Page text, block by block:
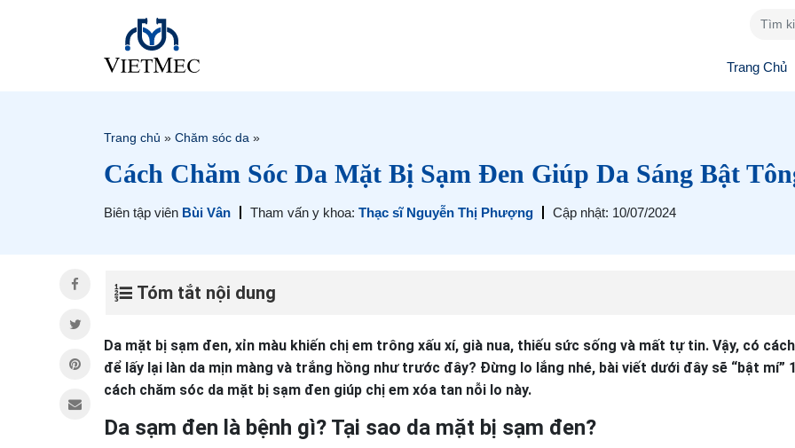
Trang Chủ
Trang chủ » Chăm sóc da »
Cách Chăm Sóc Da Mặt Bị Sạm Đen Giúp Da Sáng Bật
Biên tập viên Bùi Vân Tham vấn y khoa: Thạc sĩ Nguyễn Thị Phượng Cập nhật: 10/07/2024
Tóm tắt nội dung
Da mặt bị sạm đen, xỉn màu khiến chị em trông xấu xí, già nua, thiếu sức sống và mất tự tin. Vậy, có
để lấy lại làn da mịn màng và trắng hồng như trước đây? Đừng lo lắng nhé, bài viết dưới đây sẽ “bật mí”
cách chăm sóc da mặt bị sạm đen giúp chị em xóa tan nỗi lo này.
Da sạm đen là bệnh gì? Tại sao da mặt bị sạm đen?